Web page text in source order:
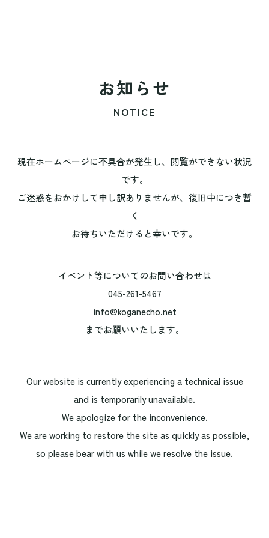
お知らせ
NOTICE
現在ホームページに不具合が発生し、閲覧ができない状況
です。
ご迷惑をおかけして申し訳ありませんが、復旧中につき暫
く
お待ちいただけると幸いです。
イベント等についてのお問い合わせは
045-261-5467
info@koganecho.net
までお願いいたします。
Our website is currently experiencing a technical issue
and is temporarily unavailable.
We apologize for the inconvenience.
We are working to restore the site as quickly as possible,
so please bear with us while we resolve the issue.